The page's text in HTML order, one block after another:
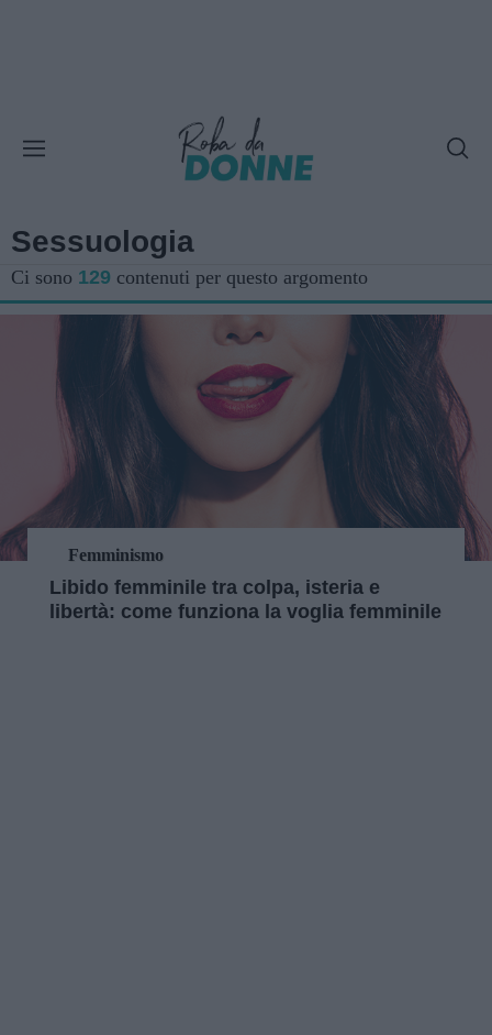
Sessuologia
Ci sono 129 contenuti per questo argomento
Femminismo
Libido femminile tra colpa, isteria e
libertà: come funziona la voglia femminile